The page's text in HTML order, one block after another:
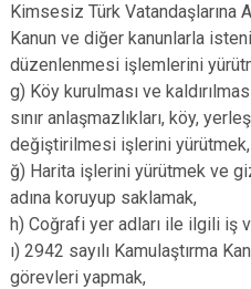
Kimsesiz Türk Vatandaşlarına
Kanun ve diğer kanunlarla
düzenlenmesi işlemlerini
g) Köy kurulması ve
sınır anlaşmazlıkları, köy,
değiştirilmesi işlerini yürütmek,
ğ) Harita işlerini yürütmek ve
adına koruyup saklamak,
h) Coğrafi yer adları ile ilgili iş
ı) 2942 sayılı Kamulaştırma
görevleri yapmak,